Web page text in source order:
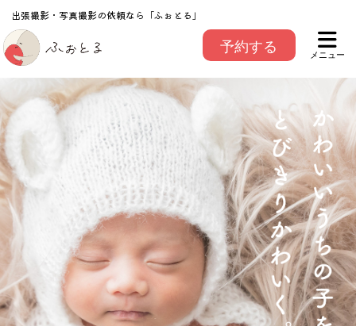
出張撮影・写真撮影の依頼なら「ふぉとる」
予約する メニュー
みな
フジサキナナ
榊原 健太